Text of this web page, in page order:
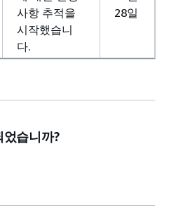
사항 추적을
시작했습니
다.
28일
습니까?